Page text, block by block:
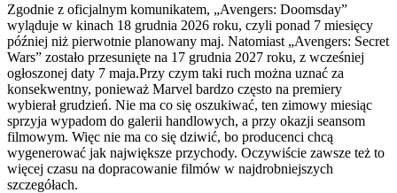
Zgodnie z oficjalnym komunikatem, „Avengers: Doomsday”
wyląduje w kinach 18 grudnia 2026 roku, czyli ponad 7 miesięcy
później niż pierwotnie planowany maj. Natomiast „Avengers: Secret
Wars” zostało przesunięte na 17 grudnia 2027 roku, z wcześniej
ogłoszonej daty 7 maja.Przy czym taki ruch można uznać za
konsekwentny, ponieważ Marvel bardzo często na premiery
wybierał grudzień. Nie ma co się oszukiwać, ten zimowy miesiąc
sprzyja wypadom do galerii handlowych, a przy okazji seansom
filmowym. Więc nie ma co się dziwić, bo producenci chcą
wygenerować jak największe przychody. Oczywiście zawsze też to
więcej czasu na dopracowanie filmów w najdrobniejszych
szczegółach.